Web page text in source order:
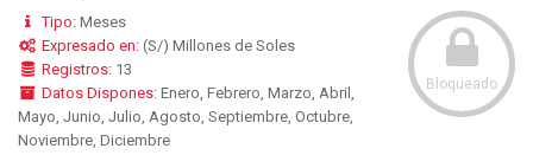
Bloqueado
Tipo:Meses
Expresado en:(S/) Millones de Soles
Registros:13
Datos Dispones:Enero, Febrero, Marzo, Abril,
Mayo, Junio, Julio, Agosto, Septiembre, Octubre,
Noviembre, Diciembre